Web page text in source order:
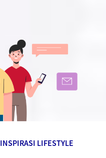
INSPIRASI LIFESTYLE